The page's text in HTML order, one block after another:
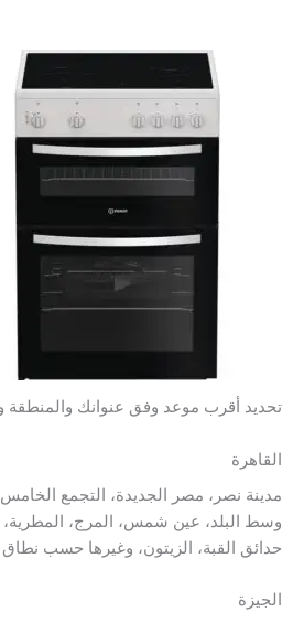
تحديد أقرب موعد وفق عنوانك
القاهرة
مدينة نصر، مصر الجديدة، التجمع
وسط البلد، عين شمس، المرج، المطرية،
حدائق القبة، الزيتون، وغيرها حسب
الجيزة